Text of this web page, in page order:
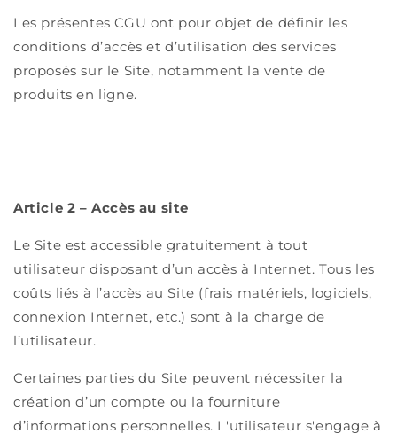
Les présentes CGU ont pour objet de définir les
conditions d’accès et d’utilisation des services
proposés sur le Site, notamment la vente de
produits en ligne.
Article 2 – Accès au site
Le Site est accessible gratuitement à tout
utilisateur disposant d’un accès à Internet. Tous les
coûts liés à l’accès au Site (frais matériels, logiciels,
connexion Internet, etc.) sont à la charge de
l’utilisateur.
Certaines parties du Site peuvent nécessiter la
création d’un compte ou la fourniture
d’informations personnelles. L'utilisateur s'engage à